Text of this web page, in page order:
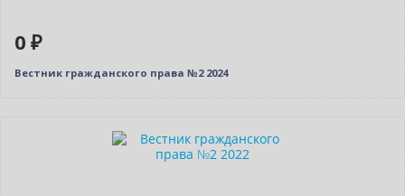
0 ₽
Вестник гражданского права №2 2024